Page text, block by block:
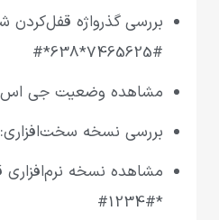
بررسی گذرواژه قفل‌کردن
#7465625*638*#
مشاهده وضعیت جی اس ام:
بررسی نسخه سخت‌افزاری:
مشاهده نسخه
*#1234#